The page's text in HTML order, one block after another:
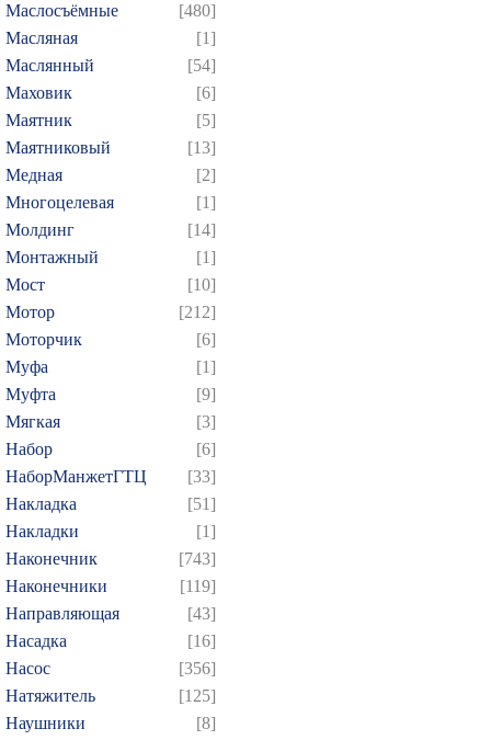
Маслосъёмные
[480]
Масляная
[1]
Маслянный
[54]
Маховик
[6]
Маятник
[5]
Маятниковый
[13]
Медная
[2]
Многоцелевая
[1]
Молдинг
[14]
Монтажный
[1]
Мост
[10]
Мотор
[212]
Моторчик
[6]
Муфа
[1]
Муфта
[9]
Мягкая
[3]
Набор
[6]
НаборМанжетГТЦ
[33]
Накладка
[51]
Накладки
[1]
Наконечник
[743]
Наконечники
[119]
Направляющая
[43]
Насадка
[16]
Насос
[356]
Натяжитель
[125]
Наушники
[8]